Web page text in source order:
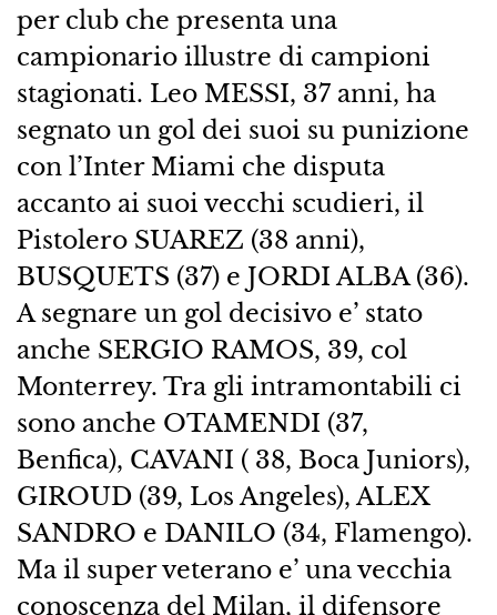
per club che presenta una
campionario illustre di campioni
stagionati. Leo MESSI, 37 anni, ha
segnato un gol dei suoi su punizione
con l’Inter Miami che disputa
accanto ai suoi vecchi scudieri, il
Pistolero SUAREZ (38 anni),
BUSQUETS (37) e JORDI ALBA (36).
A segnare un gol decisivo e’ stato
anche SERGIO RAMOS, 39, col
Monterrey. Tra gli intramontabili ci
sono anche OTAMENDI (37,
Benfica), CAVANI ( 38, Boca Juniors),
GIROUD (39, Los Angeles), ALEX
SANDRO e DANILO (34, Flamengo).
Ma il super veterano e’ una vecchia
conoscenza del Milan, il difensore